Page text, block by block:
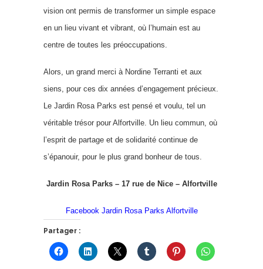
vision ont permis de transformer un simple espace
en un lieu vivant et vibrant, où l’humain est au
centre de toutes les préoccupations.
Alors, un grand merci à Nordine Terranti et aux
siens, pour ces dix années d’engagement précieux.
Le Jardin Rosa Parks est pensé et voulu, tel un
véritable trésor pour Alfortville. Un lieu commun, où
l’esprit de partage et de solidarité continue de
s’épanouir, pour le plus grand bonheur de tous.
Jardin Rosa Parks – 17 rue de Nice – Alfortville
Facebook Jardin Rosa Parks Alfortville
Partager :